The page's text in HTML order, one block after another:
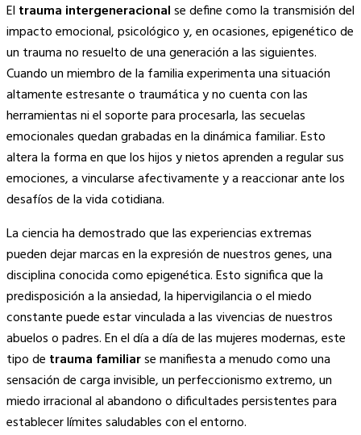
El trauma intergeneracionalse define como la transmisión del
impacto emocional, psicológico y, en ocasiones, epigenético de
un trauma no resuelto de una generación a las siguientes.
Cuando un miembro de la familia experimenta una situación
altamente estresante o traumática y no cuenta con las
herramientas ni el soporte para procesarla, las secuelas
emocionales quedan grabadas en la dinámica familiar. Esto
altera la forma en que los hijos y nietos aprenden a regular sus
emociones, a vincularse afectivamente y a reaccionar ante los
desafíos de la vida cotidiana.
La ciencia ha demostrado que las experiencias extremas
pueden dejar marcas en la expresión de nuestros genes, una
disciplina conocida como epigenética. Esto significa que la
predisposición a la ansiedad, la hipervigilancia o el miedo
constante puede estar vinculada a las vivencias de nuestros
abuelos o padres. En el día a día de las mujeres modernas, este
tipo de trauma familiarse manifiesta a menudo como una
sensación de carga invisible, un perfeccionismo extremo, un
miedo irracional al abandono o dificultades persistentes para
establecer límites saludables con el entorno.